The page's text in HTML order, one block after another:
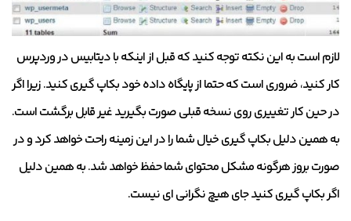
لازم است به این نکته توجه کنید که قبل از اینکه با دیتابیس در وردپرس
کار کنید، ضروری است که حتما از پایگاه داده خود بکاپ گیری کنید. زیرا اگر
در حین کار تغییری روی نسخه قبلی صورت بگیرید غیر قابل برگشت است.
به همین دلیل بکاپ گیری خیال شما را در این زمینه راحت خواهد کرد و در
صورت بروز هرگونه مشکل محتوای شما حفظ خواهد شد. به همین دلیل
اگر بکاپ گیری کنید جای هیچ نگرانی ای نیست.